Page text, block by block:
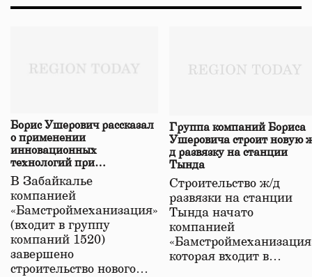
Борис Ушерович рассказал
о применении
инновационных
технологий при
строительстве нового моста
в Забайкалье
В Забайкалье
компанией
«Бамстроймеханизация»
(входит в группу
компаний 1520)
завершено
строительство нового…
Группа компаний Бориса
Ушеровича строит новую
д развязку на станции
Тында
Строительство ж/д
развязки на станции
Тында начато
компанией
которая входит в…